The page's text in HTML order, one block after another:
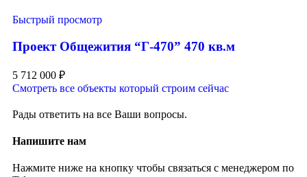
Быстрый просмотр
Проект Общежития “Г-470” 470 кв.м
5 712 000 ₽
Смотреть все объекты который строим сейчас
Рады ответить на все Ваши вопросы.
Напишите нам
Нажмите ниже на кнопку чтобы связаться с менеджером по